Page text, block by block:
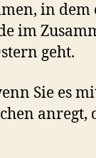
in dem
im
geht.
Sie es